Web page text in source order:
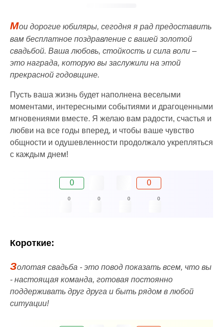
Мои дорогие юбиляры, сегодня я рад предоставить
вам бесплатное поздравление с вашей золотой
свадьбой. Ваша любовь, стойкость и сила воли –
это награда, которую вы заслужили на этой
прекрасной годовщине.
Пусть ваша жизнь будет наполнена веселыми
моментами, интересными событиями и драгоценными
мгновениями вместе. Я желаю вам радости, счастья и
любви на все годы вперед, и чтобы ваше чувство
общности и одушевленности продолжало укрепляться
с каждым днем!
0 0
0 0 0 0
Короткие:
Золотая свадьба - это повод показать всем, что вы
- настоящая команда, готовая постоянно
поддерживать друг друга и быть рядом в любой
ситуации!